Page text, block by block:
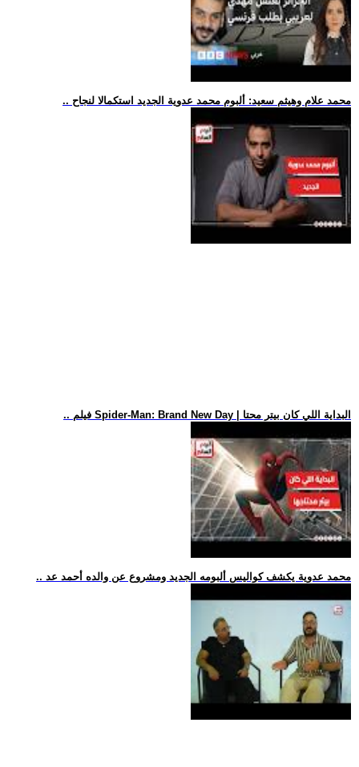
.. محمد علام وهيثم سعيد: ألبوم محمد عدوية الجديد استكمالا لنجاح
.. فيلم Spider-Man: Brand New Day | البداية اللي كان بيتر محتا
.. محمد عدوية يكشف كواليس ألبومه الجديد ومشروع عن والده أحمد عد